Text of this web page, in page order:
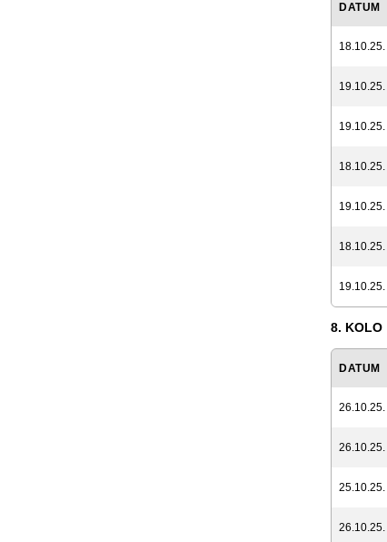
DATUM
18.10.25.
19.10.25.
19.10.25.
18.10.25.
19.10.25.
18.10.25.
19.10.25.
8. KOLO
DATUM
26.10.25.
26.10.25.
25.10.25.
26.10.25.